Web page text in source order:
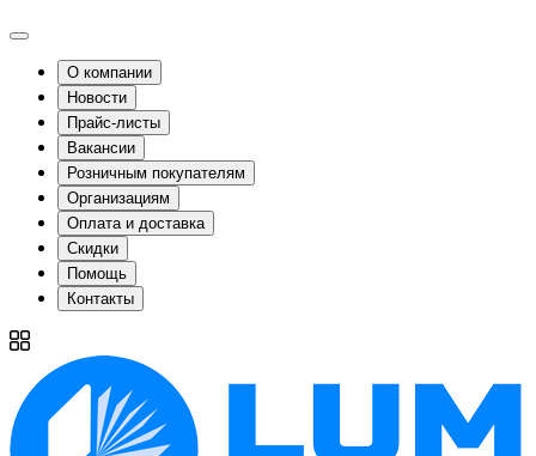
О компании
Новости
Прайс-листы
Вакансии
Розничным покупателям
Организациям
Оплата и доставка
Скидки
Помощь
Контакты